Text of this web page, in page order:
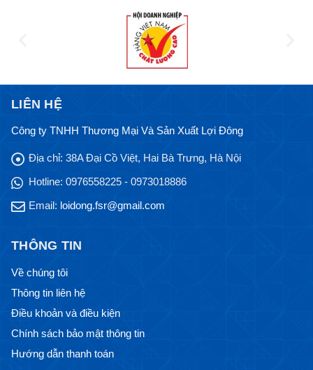
LIÊN HỆ
Công ty TNHH Thương Mại Và Sản Xuất Lợi Đông
Địa chỉ: 38A Đại Cồ Việt, Hai Bà Trưng, Hà Nội
Hotline: 0976558225 - 0973018886
Email: loidong.fsr@gmail.com
THÔNG TIN
Về chúng tôi
Thông tin liên hệ
Điều khoản và điều kiện
Chính sách bảo mật thông tin
Hướng dẫn thanh toán